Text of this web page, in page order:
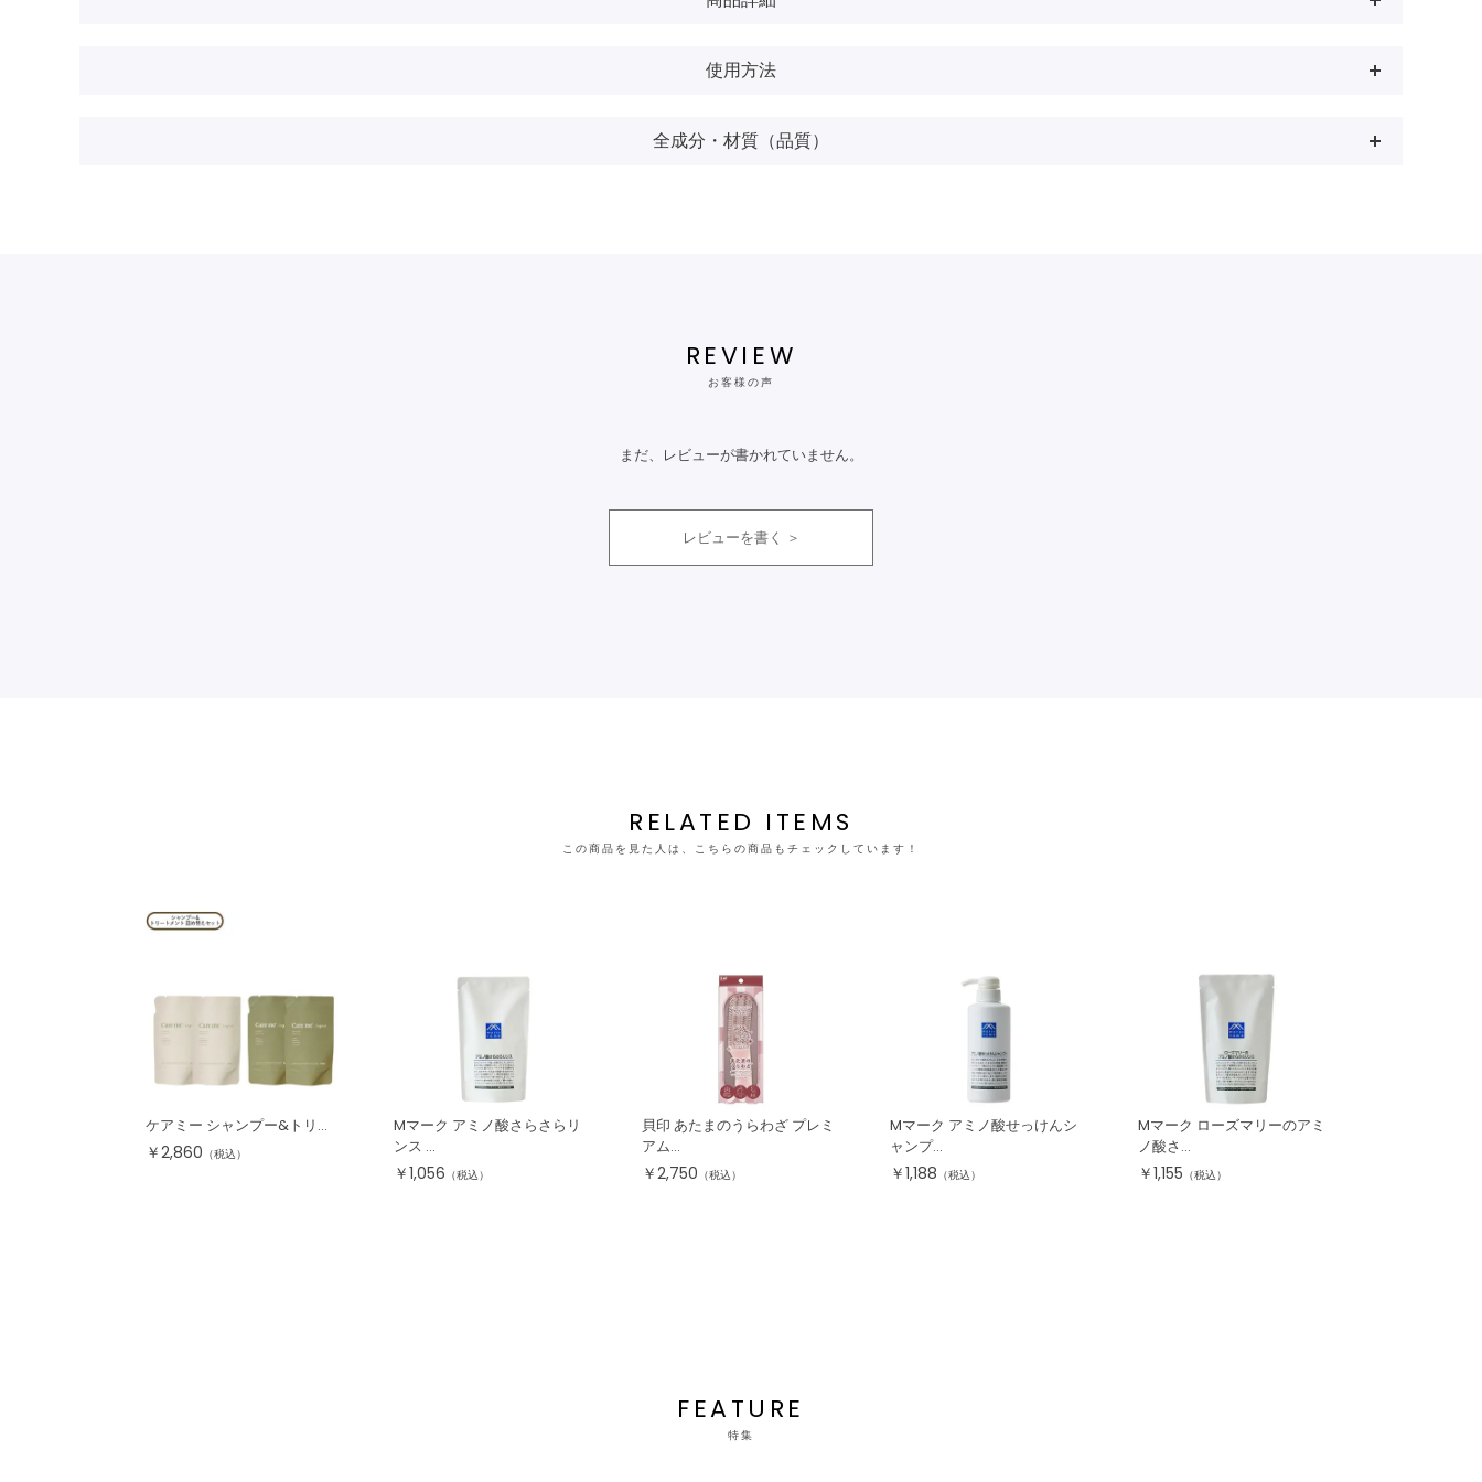
使用方法
全成分・材質（品質）
REVIEW
お客様の声
まだ、レビューが書かれていません。
レビューを書く
RELATED ITEMS
この商品を見た人は、こちらの商品もチェックしています！
ケアミー シャンプー&トリ...
￥2,860 （税込）
Mマーク アミノ酸さらさらリ
ンス ...
￥1,056 （税込）
貝印 あたまのうらわざ プレミ
アム...
￥2,750 （税込）
Mマーク アミノ酸せっけんシ
ャンプ...
￥1,188 （税込）
Mマーク ローズマリーのアミ
ノ酸さ...
￥1,155 （税込）
FEATURE
特集